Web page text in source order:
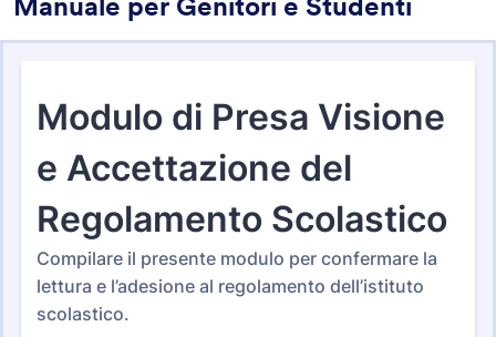
Moduli Scolastici
45 Template
Categorie Template Moduli